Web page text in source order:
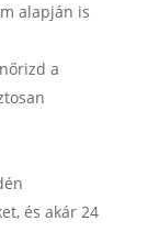
alapján is
a
és akár 24